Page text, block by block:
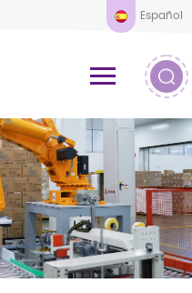
Español